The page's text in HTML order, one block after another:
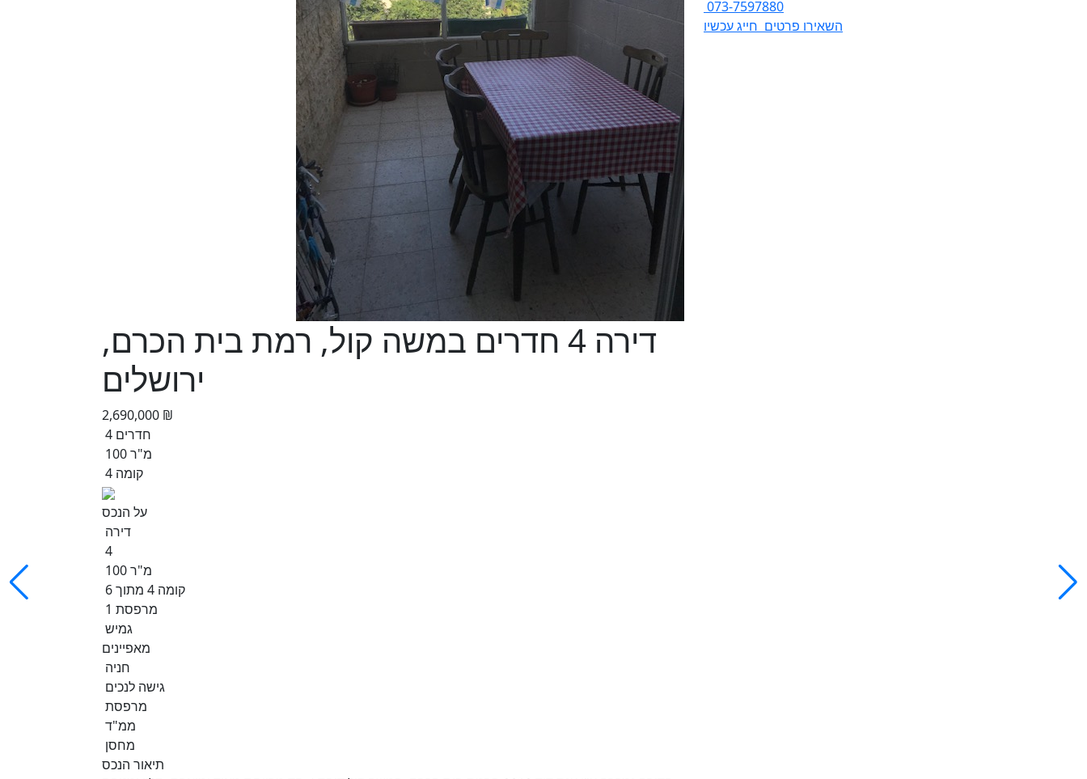
דירה 4 חדרים במשה קול, רמת בית הכרם,
ירושלים
2,690,000 ₪
4 חדרים
100 מ"ר
קומה 4
על הנכס
דירה
4
100 מ"ר
קומה 4 מתוך 6
1 מרפסת
גמיש
מאפיינים
חניה
גישה לנכים
מרפסת
ממ"ד
מחסן
תיאור הנכס
073-7597880
השאירו פרטים חייג עכשיו